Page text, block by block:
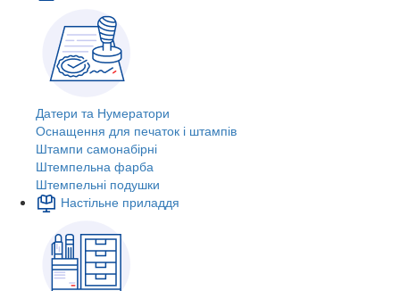
Датери та Нумератори
Оснащення для печаток і штампів
Штампи самонабірні
Штемпельна фарба
Штемпельні подушки
Настільне приладдя